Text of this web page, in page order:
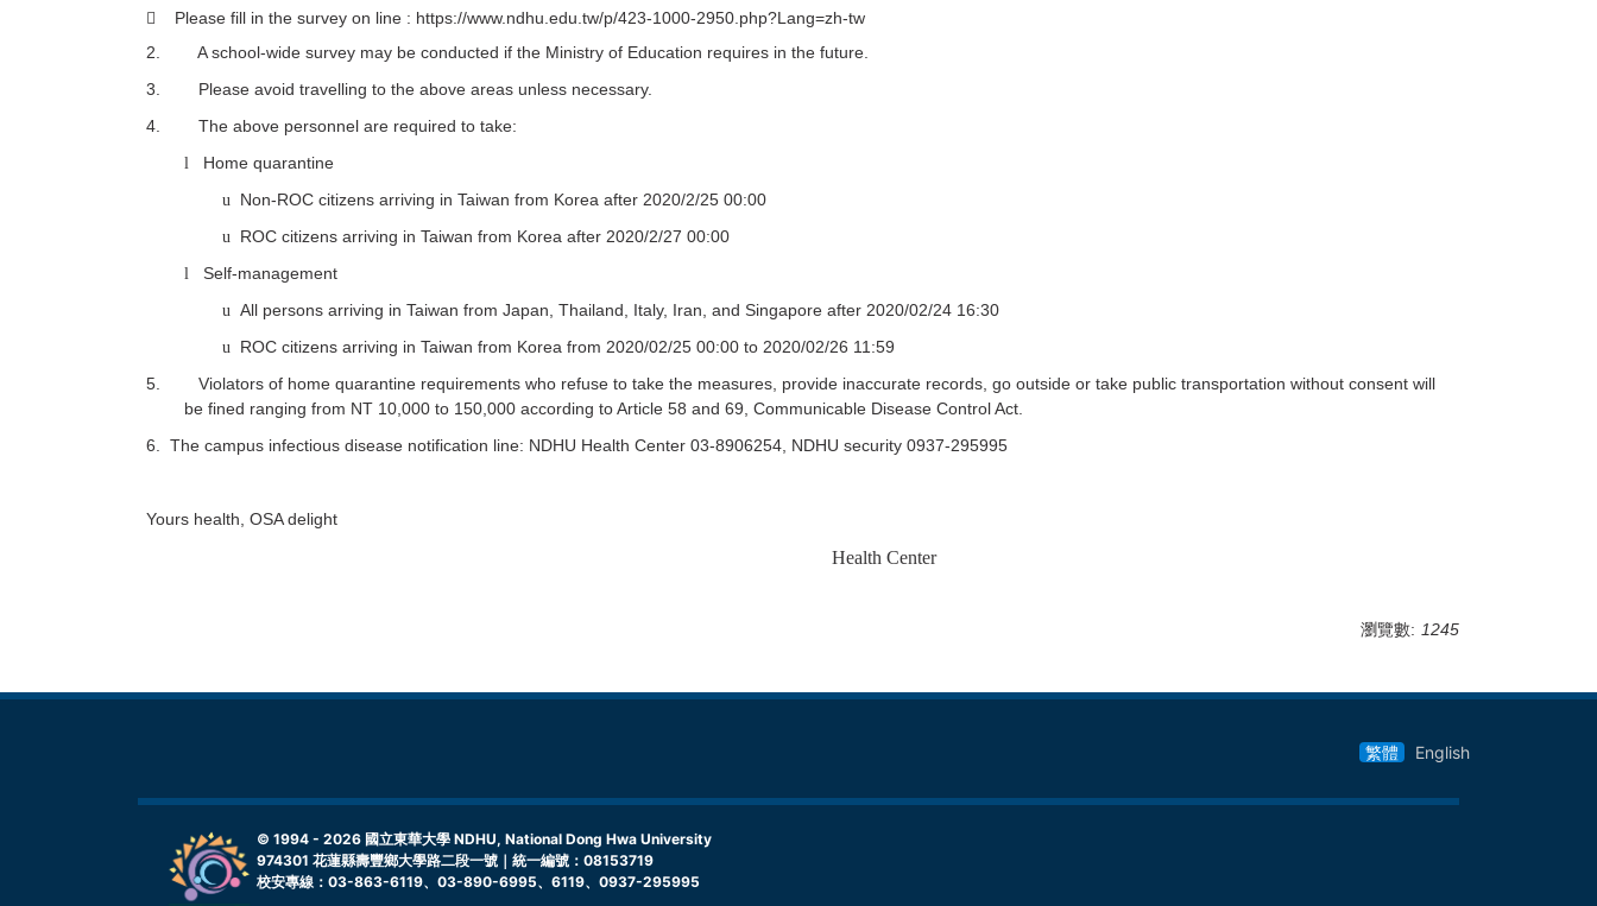
 Please fill in the survey on line : https://www.ndhu.edu.tw/p/423-1000-2950.php?Lang=zh-tw
2. A school-wide survey may be conducted if the Ministry of Education requires in the future.
3. Please avoid travelling to the above areas unless necessary.
4. The above personnel are required to take:
l Home quarantine
u Non-ROC citizens arriving in Taiwan from Korea after 2020/2/25 00:00
u ROC citizens arriving in Taiwan from Korea after 2020/2/27 00:00
l Self-management
u All persons arriving in Taiwan from Japan, Thailand, Italy, Iran, and Singapore after 2020/02/24 16:30
u ROC citizens arriving in Taiwan from Korea from 2020/02/25 00:00 to 2020/02/26 11:59
5. Violators of home quarantine requirements who refuse to take the measures, provide inaccurate records, go outside or take public transportation without consent will
be fined ranging from NT 10,000 to 150,000 according to Article 58 and 69, Communicable Disease Control Act.
6. The campus infectious disease notification line: NDHU Health Center 03-8906254, NDHU security 0937-295995
Yours health, OSA delight
Health Center
瀏覽數: 1245
繁體 English
© 1994 - 2026 國立東華大學 NDHU, National Dong Hwa University
974301 花蓮縣壽豐鄉大學路二段一號｜統一編號：08153719
校安專線：03-863-6119、03-890-6995、6119、0937-295995